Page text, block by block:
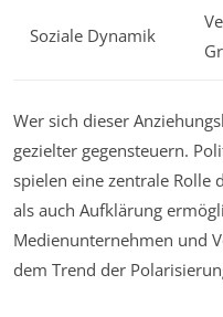
Soziale Dynamik
Wer sich dieser
gezielter gegensteuern.
spielen eine zentrale Rolle
als auch Aufklärung
Medienunternehmen und
dem Trend der